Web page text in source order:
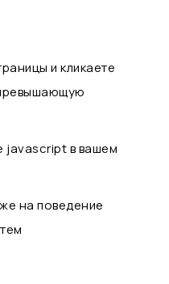
и кликаете
javascript в вашем
на поведение